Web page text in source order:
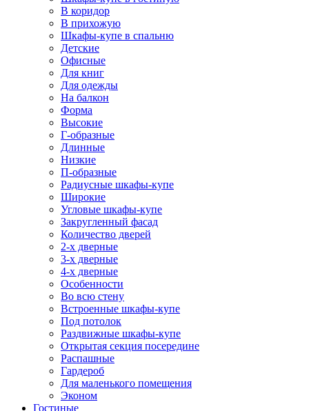
В коридор
В прихожую
Шкафы-купе в спальню
Детские
Офисные
Для книг
Для одежды
На балкон
Форма
Высокие
Г-образные
Длинные
Низкие
П-образные
Радиусные шкафы-купе
Широкие
Угловые шкафы-купе
Закругленный фасад
Количество дверей
2-х дверные
3-х дверные
4-х дверные
Особенности
Во всю стену
Встроенные шкафы-купе
Под потолок
Раздвижные шкафы-купе
Открытая секция посередине
Распашные
Гардероб
Для маленького помещения
Эконом
Гостиные